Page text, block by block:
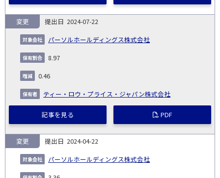
2024-07-22
パーソルホールディングス株式会社
変更
8.97
0.46
ティー・ロウ・プライス・ジャパン株式会社
記事を見る PDF
2024-04-22
パーソルホールディングス株式会社
変更